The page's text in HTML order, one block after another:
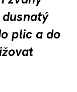
plic a do